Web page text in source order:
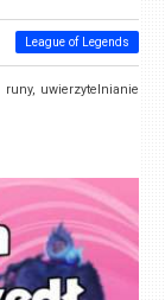
League of Legends
uwierzytelnianie